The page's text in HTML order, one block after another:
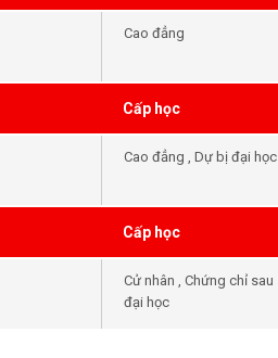
Cao đẳng
Cấp học
Cao đẳng , Dự bị đại học
Cấp học
Cử nhân , Chứng chỉ sau
đại học